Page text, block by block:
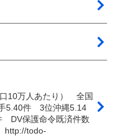
10万人あたり） 全国
5.40件 3位沖縄5.14
DV保護命令既済件数
http://todo-